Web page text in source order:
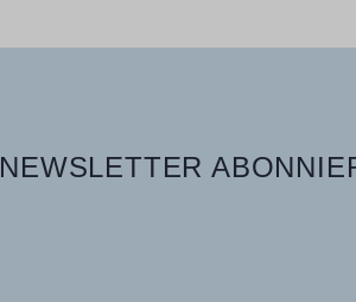
NEWSLETTER